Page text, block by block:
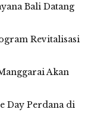
Bali Datang
Revitalisasi
Akan
Day Perdana di